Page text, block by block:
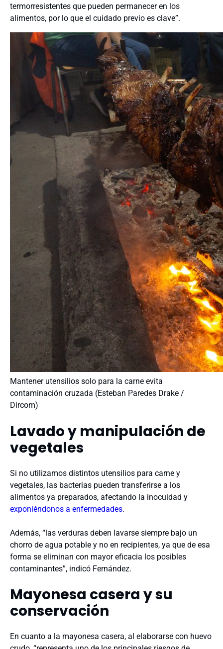
termorresistentes que pueden permanecer en los
alimentos, por lo que el cuidado previo es clave”.
Mantener utensilios solo para la carne evita
contaminación cruzada (Esteban Paredes Drake /
Dircom)
Lavado y manipulación de
vegetales
Si no utilizamos distintos utensilios para carne y
vegetales, las bacterias pueden transferirse a los
alimentos ya preparados, afectando la inocuidad y
exponiéndonos a enfermedades.
Además, “las verduras deben lavarse siempre bajo un
chorro de agua potable y no en recipientes, ya que de esa
forma se eliminan con mayor eficacia los posibles
contaminantes”, indicó Fernández.
Mayonesa casera y su
conservación
En cuanto a la mayonesa casera, al elaborarse con huevo